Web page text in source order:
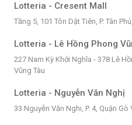
Lotteria - Cresent Mall
Tầng 5, 101 Tôn Dật Tiên, P. Tân
Lotteria - Lê Hồng Phong
227 Nam Kỳ Khởi Nghĩa - 378 Lê
Vũng Tàu
Lotteria - Nguyễn Văn Nghị
33 Nguyễn Văn Nghi, P. 4, Quận Gò